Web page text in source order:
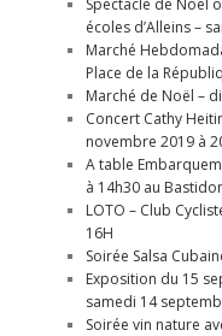
Spectacle de Noël
écoles d’Alleins –
Marché
Place de la
Marché de Noël –
Concert Cathy
novembre 2019 à
A table
à 14h30 au
LOTO – Club
16H
Soirée Salsa
Exposition du 15
samedi 14
Soirée vin nature